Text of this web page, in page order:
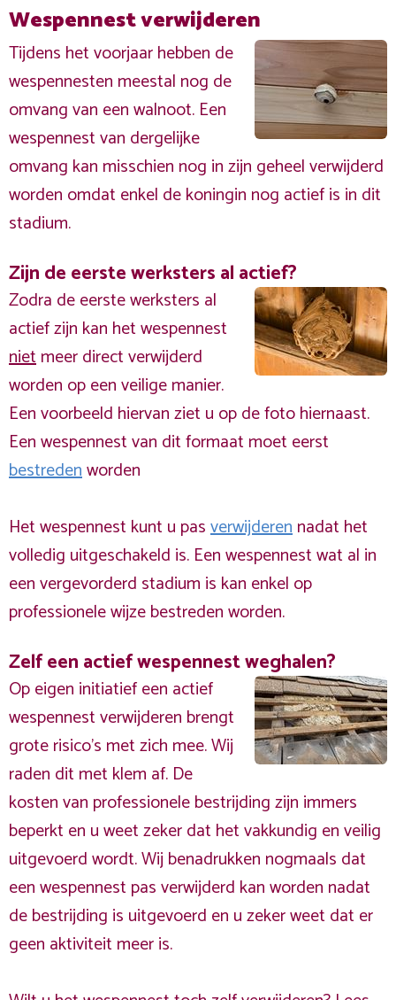
Wespennest verwijderen
Tijdens het voorjaar hebben de
wespennesten meestal nog de
omvang van een walnoot. Een
wespennest van dergelijke
omvang kan misschien nog in zijn geheel verwijderd
worden omdat enkel de koningin nog actief is in dit
stadium.
Zijn de eerste werksters al actief?
Zodra de eerste werksters al
actief zijn kan het wespennest
nietmeer direct verwijderd
worden op een veilige manier.
Een voorbeeld hiervan ziet u op de foto hiernaast.
Een wespennest van dit formaat moet eerst
bestredenworden
Het wespennest kunt u pasverwijderennadat het
volledig uitgeschakeld is. Een wespennest wat al in
een vergevorderd stadium is kan enkel op
professionele wijze bestreden worden.
Zelf een actief wespennest weghalen?
Op eigen initiatief een actief
wespennest verwijderen brengt
grote risico’s met zich mee. Wij
raden dit met klem af. De
kosten van professionele bestrijding zijn immers
beperkt en u weet zeker dat het vakkundig en veilig
uitgevoerd wordt. Wij benadrukken nogmaals dat
een wespennest pas verwijderd kan worden nadat
de bestrijding is uitgevoerd en u zeker weet dat er
geen aktiviteit meer is.